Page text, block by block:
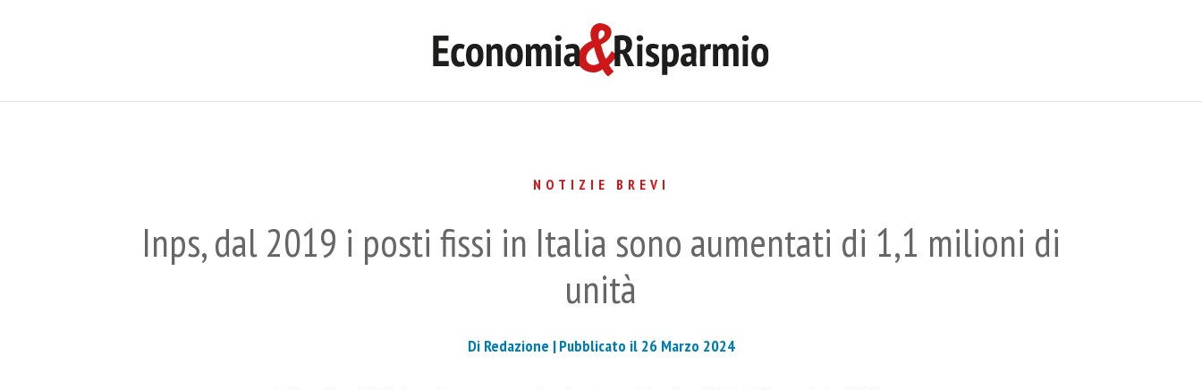
NOTIZIE BREVI
Inps, dal 2019 i posti fissi in Italia sono aumentati di 1,1 milioni di
unità
Di Redazione |Pubblicato il 26 Marzo 2024